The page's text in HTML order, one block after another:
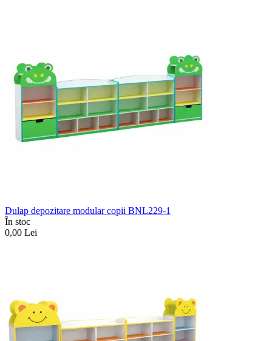
Dulap depozitare modular copii BNL229-1
În stoc
0,00 Lei